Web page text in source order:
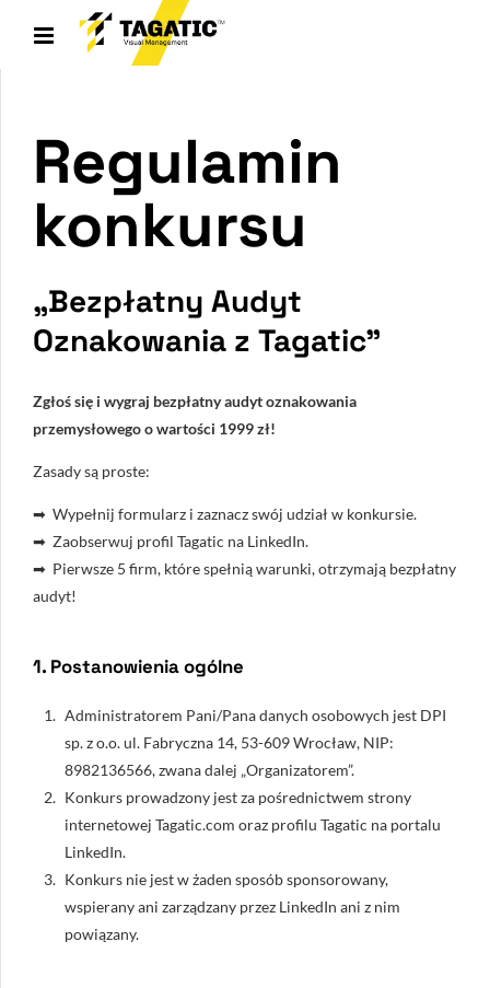
Regulamin
konkursu
„Bezpłatny Audyt
Oznakowania z Tagatic”
Zgłoś się i wygraj bezpłatny audyt oznakowania
przemysłowego o wartości 1999 zł!
Zasady są proste:
➡ Wypełnij formularz i zaznacz swój udział w konkursie.
➡ Zaobserwuj profil Tagatic na LinkedIn.
➡ Pierwsze 5 firm, które spełnią warunki, otrzymają bezpłatny
audyt!
1. Postanowienia ogólne
Administratorem Pani/Pana danych osobowych jest DPI
sp. z o.o. ul. Fabryczna 14, 53-609 Wrocław, NIP:
8982136566, zwana dalej „Organizatorem”.
Konkurs prowadzony jest za pośrednictwem strony
internetowej Tagatic.com oraz profilu Tagatic na portalu
LinkedIn.
Konkurs nie jest w żaden sposób sponsorowany,
wspierany ani zarządzany przez LinkedIn ani z nim
powiązany.